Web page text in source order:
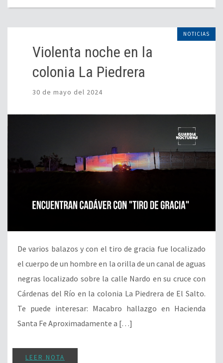
NOTICIAS
Violenta noche en la
colonia La Piedrera
30 de mayo del 2024
De varios balazos y con el tiro de gracia fue localizado
el cuerpo de un hombre en la orilla de un canal de aguas
negras localizado sobre la calle Nardo en su cruce con
Cárdenas del Río en la colonia La Piedrera de El Salto.
Te puede interesar: Macabro hallazgo en Hacienda
Santa Fe Aproximadamente a […]
LEER NOTA